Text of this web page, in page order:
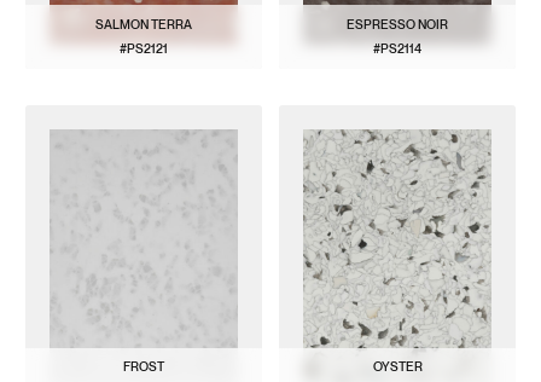
SALMON TERRA
#PS2121
ESPRESSO NOIR
#PS2114
FROST
OYSTER